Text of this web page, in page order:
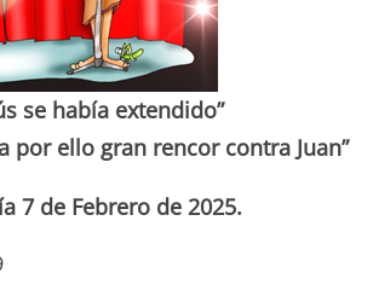
se había extendido”
por ello gran rencor contra Juan”
7 de Febrero de 2025.